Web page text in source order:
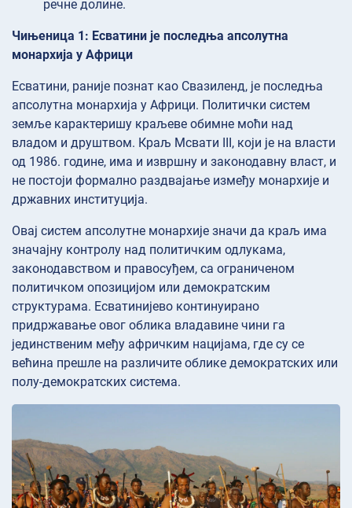
речне долине.
Чињеница 1: Есватини је последња апсолутна
монархија у Африци
Есватини, раније познат као Свазиленд, је последња
апсолутна монархија у Африци. Политички систем
земље карактеришу краљеве обимне моћи над
владом и друштвом. Краљ Мсвати III, који је на власти
од 1986. године, има и извршну и законодавну власт, и
не постоји формално раздвајање између монархије и
државних институција.
Овај систем апсолутне монархије значи да краљ има
значајну контролу над политичким одлукама,
законодавством и правосуђем, са ограниченом
политичком опозицијом или демократским
структурама. Есватинијево континуирано
придржавање овог облика владавине чини га
јединственим међу афричким нацијама, где су се
већина прешле на различите облике демократских или
полу-демократских система.